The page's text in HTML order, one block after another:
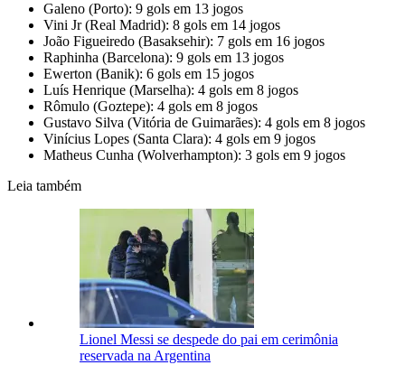
Galeno (Porto): 9 gols em 13 jogos
Vini Jr (Real Madrid): 8 gols em 14 jogos
João Figueiredo (Basaksehir): 7 gols em 16 jogos
Raphinha (Barcelona): 9 gols em 13 jogos
Ewerton (Banik): 6 gols em 15 jogos
Luís Henrique (Marselha): 4 gols em 8 jogos
Rômulo (Goztepe): 4 gols em 8 jogos
Gustavo Silva (Vitória de Guimarães): 4 gols em 8 jogos
Vinícius Lopes (Santa Clara): 4 gols em 9 jogos
Matheus Cunha (Wolverhampton): 3 gols em 9 jogos
Leia também
Lionel Messi se despede do pai em cerimônia
reservada na Argentina